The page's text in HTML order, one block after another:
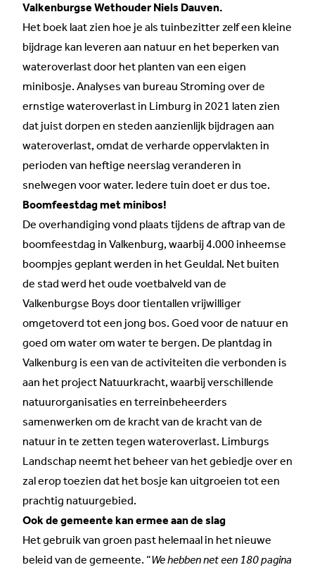
Valkenburgse Wethouder Niels Dauven.
Het boek laat zien hoe je als tuinbezitter zelf een kleine
bijdrage kan leveren aan natuur en het beperken van
wateroverlast door het planten van een eigen
minibosje. Analyses van bureau Stroming over de
ernstige wateroverlast in Limburg in 2021 laten zien
dat juist dorpen en steden aanzienlijk bijdragen aan
wateroverlast, omdat de verharde oppervlakten in
perioden van heftige neerslag veranderen in
snelwegen voor water. Iedere tuin doet er dus toe.
Boomfeestdag met minibos!
De overhandiging vond plaats tijdens de aftrap van de
boomfeestdag in Valkenburg, waarbij 4.000 inheemse
boompjes geplant werden in het Geuldal. Net buiten
de stad werd het oude voetbalveld van de
Valkenburgse Boys door tientallen vrijwilliger
omgetoverd tot een jong bos. Goed voor de natuur en
goed om water om water te bergen. De plantdag in
Valkenburg is een van de activiteiten die verbonden is
aan het project Natuurkracht, waarbij verschillende
natuurorganisaties en terreinbeheerders
samenwerken om de kracht van de kracht van de
natuur in te zetten tegen wateroverlast. Limburgs
Landschap neemt het beheer van het gebiedje over en
zal erop toezien dat het bosje kan uitgroeien tot een
prachtig natuurgebied.
Ook de gemeente kan ermee aan de slag
Het gebruik van groen past helemaal in het nieuwe
beleid van de gemeente. “We hebben net een 180 pagina